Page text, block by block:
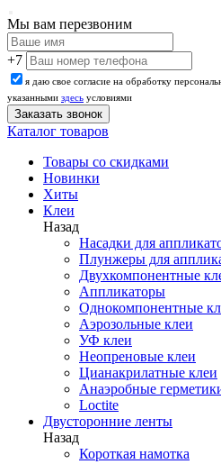
Мы вам перезвоним
+7
я даю свое согласие на обработку
указанными здесь условиями
Каталог товаров
Товары со скидками
Новинки
Хиты
Клеи
Назад
Насадки для
Плунжеры для
Двухкомпонентные
Аппликаторы
Однокомпонентные
Аэрозольные клеи
УФ клеи
Неопреновые клеи
Цианакрилатные клеи
Анаэробные
Loctite
Двусторонние ленты
Назад
Короткая намотка